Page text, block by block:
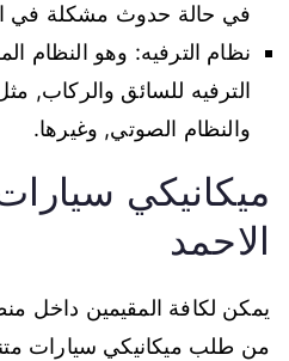
في حالة حدوث مشكلة في
نظام الترفيه: وهو النظام
الترفيه للسائق والركاب,
والنظام الصوتي, وغيرها.
ميكانيكي
الاحمد
يمكن لكافة المقيمين داخل
من طلب ميكانيكي سيارات